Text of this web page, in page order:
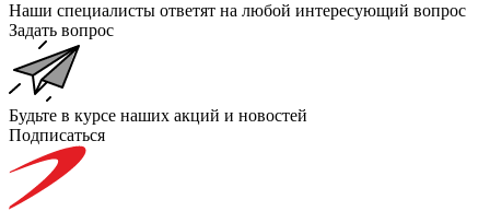
Наши специалисты ответят на любой интересующий вопрос
Задать вопрос
Будьте в курсе наших акций и новостей
Подписаться